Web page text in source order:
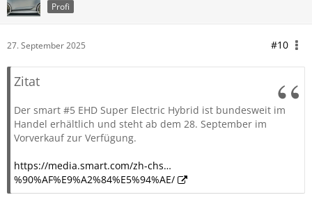
Profi
27. September 2025 #10
Zitat
Der smart #5 EHD Super Electric Hybrid ist bundesweit im
Handel erhältlich und steht ab dem 28. September im
Vorverkauf zur Verfügung.
https://media.smart.com/zh-chs…
%90%AF%E9%A2%84%E5%94%AE/